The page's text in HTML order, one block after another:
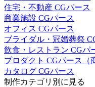
住宅・不動産 CGパース
商業施設 CGパース
オフィス CGパース
ブライダル・冠婚葬祭
飲食・レストラン CGパ
プロダクト CGパース（
カタログ CGパース
制作カテゴリ別に見る